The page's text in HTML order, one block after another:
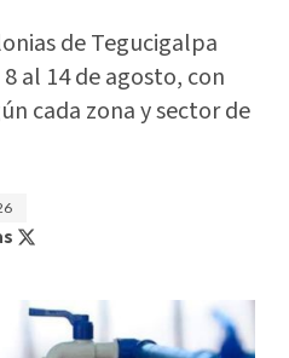
de Tegucigalpa
al 14 de agosto, con
cada zona y sector de